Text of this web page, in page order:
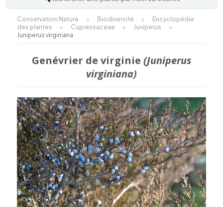
Conservation Nature > Biodiversité >
Encyclopédie
des plantes
> Cupressaceae > Juniperus
>
Juniperus virginiana
Genévrier de virginie (Juniperus
virginiana)